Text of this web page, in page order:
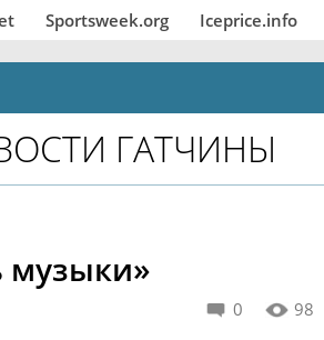
Sportsweek.org Iceprice.info
ГАТЧИНЫ
музыки»
0 98